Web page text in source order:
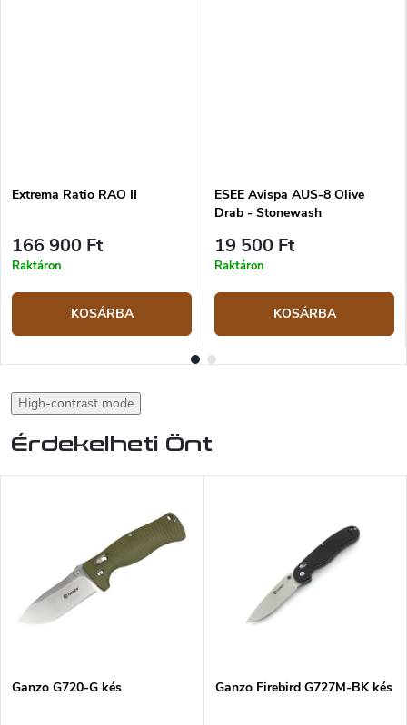
Extrema Ratio RAO II
166 900 Ft
Raktáron
KOSÁRBA
ESEE Avispa AUS-8 Olive
Drab - Stonewash
19 500 Ft
Raktáron
KOSÁRBA
High-contrast mode
Érdekelheti Önt
Ganzo G720-G kés Ganzo Firebird G727M-BK kés